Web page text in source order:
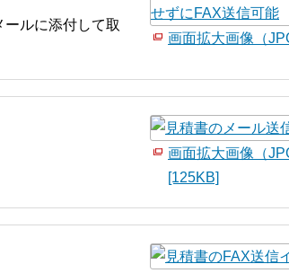
ルに添付して取
画面拡大画像（
画面拡大画像（
[125KB]